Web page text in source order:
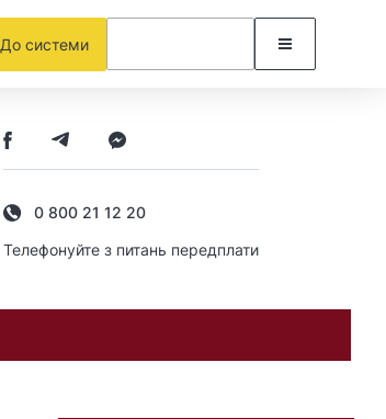
До системи
0 800 21 12 20
Телефонуйте з питань передплати